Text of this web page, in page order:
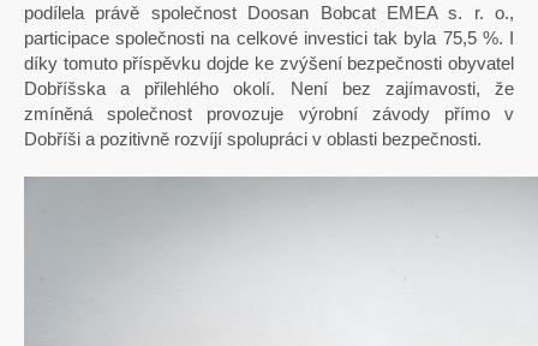
podílela právě společnost Doosan Bobcat EMEA s. r. o.,
participace společnosti na celkové investici tak byla 75,5 %. I
díky tomuto příspěvku dojde ke zvýšení bezpečnosti obyvatel
Dobříšska a přilehlého okolí. Není bez zajímavosti, že
zmíněná společnost provozuje výrobní závody přímo v
Dobříši a pozitivně rozvíjí spolupráci v oblasti bezpečnosti.